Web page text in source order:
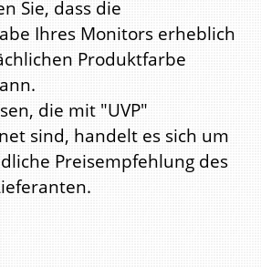
Sie, dass die
Ihres Monitors erheblich
Produktfarbe
die mit "UVP"
sind, handelt es sich um
Preisempfehlung des